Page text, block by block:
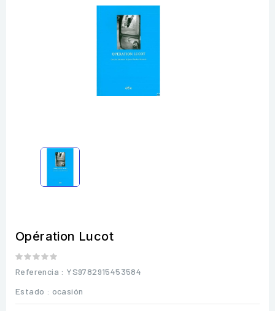
Opération Lucot
Referencia : YS9782915453584
Estado : ocasión